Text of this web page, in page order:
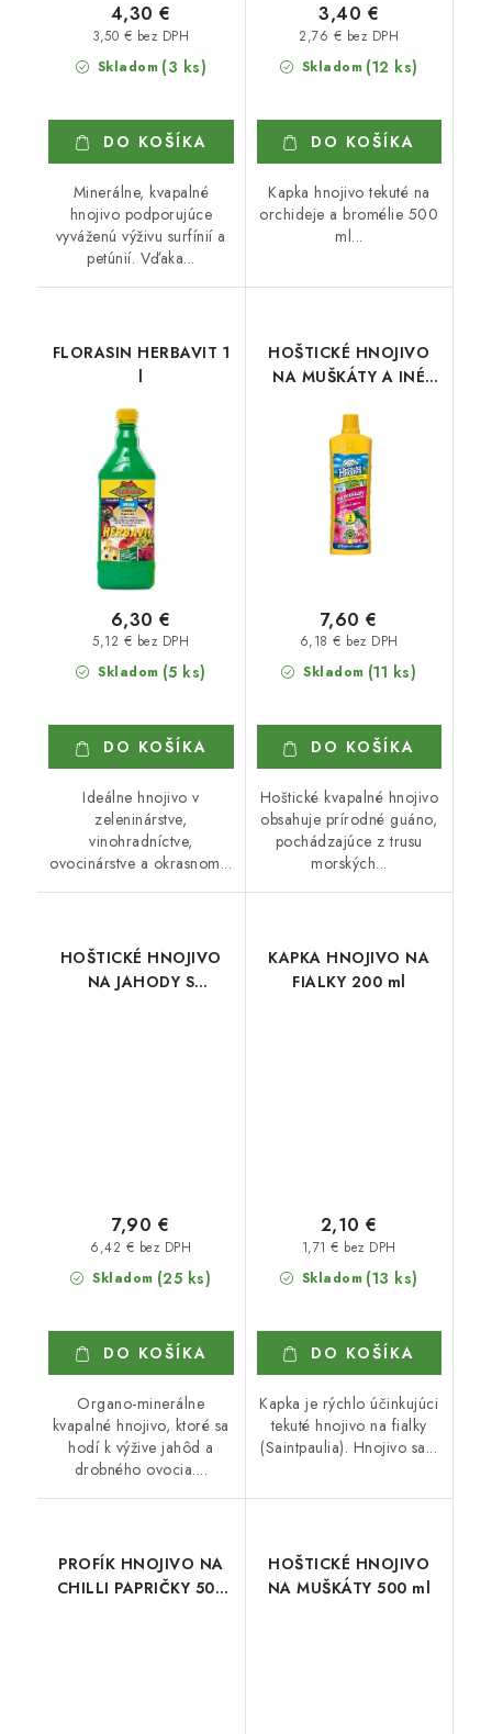
Skladom (3 ks)
3,50 € bez DPH
4,30 €
DO KOŠÍKA
Minerálne, kvapalné
hnojivo podporujúce
vyváženú výživu surfínií a
petúnií. Vďaka...
Skladom (12 ks)
2,76 € bez DPH
3,40 €
DO KOŠÍKA
Kapka hnojivo tekuté na
orchideje a bromélie 500
ml...
FLORASIN HERBAVIT 1
l
Skladom (5 ks)
5,12 € bez DPH
6,30 €
DO KOŠÍKA
Ideálne hnojivo v
zeleninárstve,
vinohradníctve,
ovocinárstve a okrasnom...
HOŠTICKÉ HNOJIVO
NA MUŠKÁTY A INÉ
Skladom (11 ks)
6,18 € bez DPH
7,60 €
DO KOŠÍKA
Hoštické kvapalné hnojivo
obsahuje prírodné guáno,
pochádzajúce z trusu
morských...
HOŠTICKÉ HNOJIVO
NA JAHODY S
Skladom (25 ks)
6,42 € bez DPH
7,90 €
DO KOŠÍKA
Organo-minerálne
kvapalné hnojivo, ktoré sa
hodí k výžive jahôd a
drobného ovocia....
KAPKA HNOJIVO NA
FIALKY 200 ml
Skladom (13 ks)
1,71 € bez DPH
2,10 €
DO KOŠÍKA
Kapka je rýchlo účinkujúci
tekuté hnojivo na fialky
(Saintpaulia). Hnojivo sa...
PROFÍK HNOJIVO NA
CHILLI PAPRIČKY 500
HOŠTICKÉ HNOJIVO
NA MUŠKÁTY 500 ml